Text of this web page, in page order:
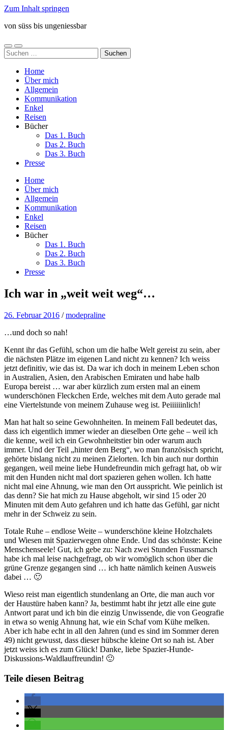
Zum Inhalt springen
von süss bis ungeniessbar
Mobile-
Menü
Suchfeld
ein-/ausblenden
Suchen
nach:
Home
Über mich
Allgemein
Kommunikation
Enkel
Reisen
Bücher
Das 1. Buch
Das 2. Buch
Das 3. Buch
Presse
Home
Über mich
Allgemein
Kommunikation
Enkel
Reisen
Bücher
Das 1. Buch
Das 2. Buch
Das 3. Buch
Presse
Ich war in „weit weit weg“…
26. Februar 2016 /modepraline
…und doch so nah!
Kennt ihr das Gefühl, schon um die halbe Welt gereist zu sein, aber
die nächsten Plätze im eigenen Land nicht zu kennen? Ich weiss
jetzt definitiv, wie das ist. Da war ich doch in meinem Leben schon
in Australien, Asien, den Arabischen Emiraten und habe halb
Europa bereist … war aber kürzlich zum ersten mal an einem
wunderschönen Fleckchen Erde, welches mit dem Auto gerade mal
eine Viertelstunde von meinem Zuhause weg ist. Peiiiiiinlich!
Man hat halt so seine Gewohnheiten. In meinem Fall bedeutet das,
dass ich eigentlich immer wieder an dieselben Orte gehe – weil ich
die kenne, weil ich ein Gewohnheitstier bin oder warum auch
immer. Und der Teil „hinter dem Berg“, wo man französisch spricht,
gehörte bislang nicht zu meinen Zielorten. Ich bin auch nur dorthin
gegangen, weil meine liebe Hundefreundin mich gefragt hat, ob wir
mit den Hunden nicht mal dort spazieren gehen wollen. Ich hatte
nicht mal eine Ahnung, wie man den Ort ausspricht. Wie peinlich ist
das denn? Sie hat mich zu Hause abgeholt, wir sind 15 oder 20
Minuten mit dem Auto gefahren und ich hatte das Gefühl, gar nicht
mehr in der Schweiz zu sein.
Totale Ruhe – endlose Weite – wunderschöne kleine Holzchalets
und Wiesen mit Spazierwegen ohne Ende. Und das schönste: Keine
Menschenseele! Gut, ich gebe zu: Nach zwei Stunden Fussmarsch
habe ich mal leise nachgefragt, ob wir womöglich schon über die
grüne Grenze gegangen sind … ich hatte nämlich keinen Ausweis
dabei … 🙂
Wieso reist man eigentlich stundenlang an Orte, die man auch vor
der Haustüre haben kann? Ja, bestimmt habt ihr jetzt alle eine gute
Antwort parat und ich bin die einzig Unwissende, die von Geografie
in etwa so wenig Ahnung hat, wie ein Schaf vom Kühe melken.
Aber ich habe echt in all den Jahren (und es sind im Sommer deren
49) nicht gewusst, dass dieser hübsche kleine Ort so nah ist. Aber
jetzt weiss ich es zum Glück! Danke, liebe Spazier-Hunde-
Diskussions-Waldlauffreundin! 🙂
Teile diesen Beitrag